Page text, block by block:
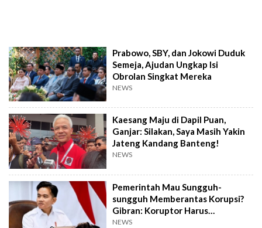
Prabowo, SBY, dan Jokowi Duduk
Semeja, Ajudan Ungkap Isi
Obrolan Singkat Mereka
NEWS
Kaesang Maju di Dapil Puan,
Ganjar: Silakan, Saya Masih Yakin
Jateng Kandang Banteng!
NEWS
Pemerintah Mau Sungguh-
sungguh Memberantas Korupsi?
Gibran: Koruptor Harus
Dimiskinkan
NEWS